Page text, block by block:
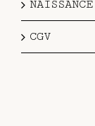
NAISSANCE
CGV